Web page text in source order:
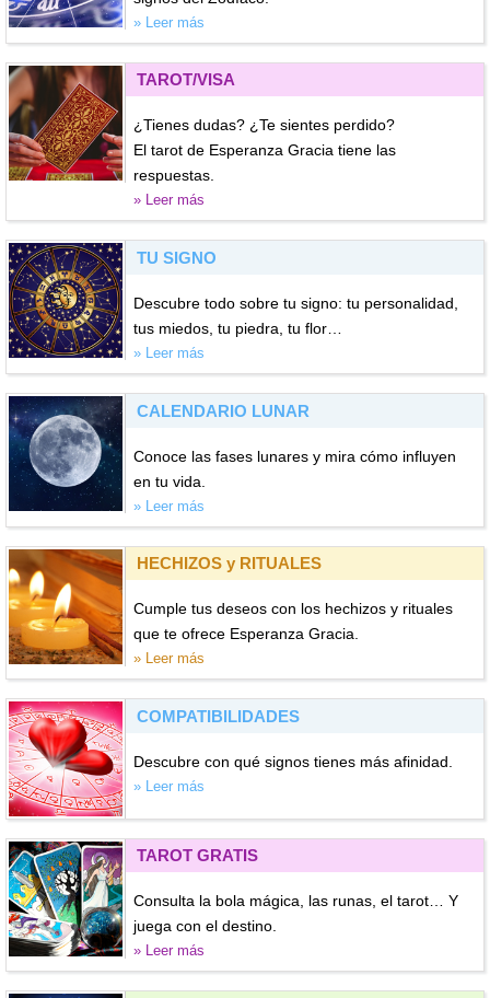
» Leer más
TAROT/VISA
¿Tienes dudas? ¿Te sientes perdido?
El tarot de Esperanza Gracia tiene las
respuestas.
» Leer más
TU SIGNO
Descubre todo sobre tu signo: tu personalidad,
tus miedos, tu piedra, tu flor…
» Leer más
CALENDARIO LUNAR
Conoce las fases lunares y mira cómo influyen
en tu vida.
» Leer más
HECHIZOS y RITUALES
Cumple tus deseos con los hechizos y rituales
que te ofrece Esperanza Gracia.
» Leer más
COMPATIBILIDADES
Descubre con qué signos tienes más afinidad.
» Leer más
TAROT GRATIS
Consulta la bola mágica, las runas, el tarot… Y
juega con el destino.
» Leer más